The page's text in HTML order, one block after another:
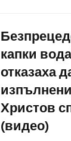
капки
отказаха
Христов
(видео)